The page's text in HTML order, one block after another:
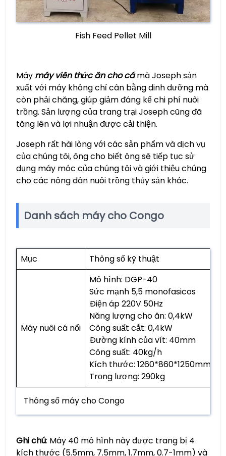
Fish Feed Pellet Mill
Máy máy viên thức ăn cho cámà Joseph sản
xuất với máy không chỉ cân bằng dinh dưỡng mà
còn phải chăng, giúp giảm đáng kể chi phí nuôi
trồng. Sản lượng của trang trại Joseph cũng đã
tăng lên và lợi nhuận được cải thiện.
Joseph rất hài lòng với các sản phẩm và dịch vụ
của chúng tôi, ông cho biết ông sẽ tiếp tục sử
dụng máy móc của chúng tôi và giới thiệu chúng
cho các nông dân nuôi trồng thủy sản khác.
Danh sách máy cho Congo
Mục Thông số kỹ thuật
Máy nuôi cá nổi
Mô hình: DGP-40
Sức mạnh 5,5 monofasicos
Điện áp 220V 50Hz
Năng lượng cho ăn: 0,4kW
Công suất cắt: 0,4kW
Đường kính của vít: 40mm
Công suất: 40kg/h
Kích thước: 1260*860*1250mm
Trọng lượng: 290kg
Thông số máy cho Congo
Ghi chú: Máy 40 mô hình này được trang bị 4
kích thước (5.5mm, 7.5mm, 1.7mm, 0.7-1mm) và